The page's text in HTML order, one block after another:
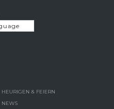
HEURIGEN & FEIERN
NEWS